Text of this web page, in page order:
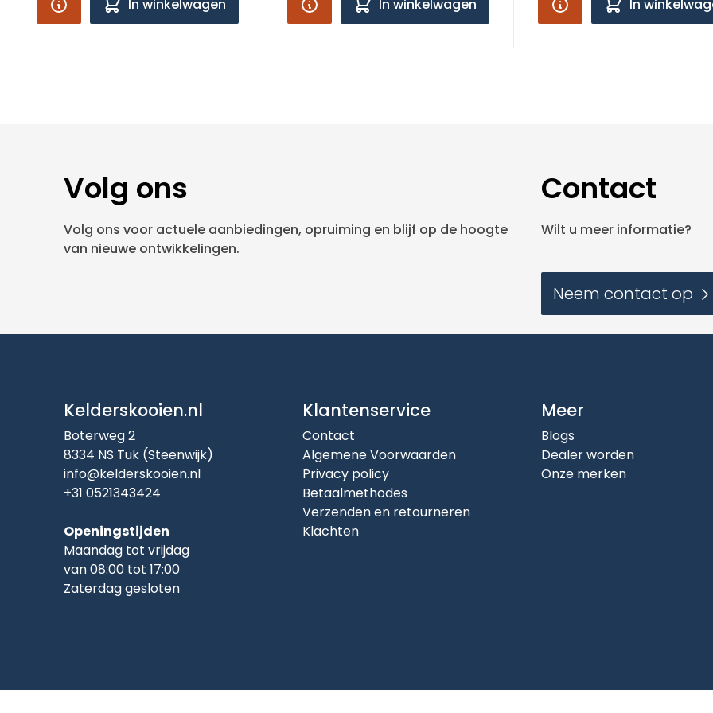
In winkelwagen In winkelwagen In
Volg ons
Volg ons voor actuele aanbiedingen, opruiming en blijf op de hoogte
van nieuwe ontwikkelingen.
Contact
Wilt u meer informatie?
Neem contact op
Kelderskooien.nl
Boterweg 2
8334 NS Tuk (Steenwijk)
info@kelderskooien.nl
+31 0521343424
Openingstijden
Maandag tot vrijdag
van 08:00 tot 17:00
Zaterdag gesloten
Klantenservice
Contact
Algemene Voorwaarden
Privacy policy
Betaalmethodes
Verzenden en retourneren
Klachten
Meer
Blogs
Dealer worden
Onze merken